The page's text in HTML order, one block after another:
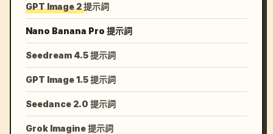
GPT Image 2 提示詞
Nano Banana Pro 提示詞
Seedream 4.5 提示詞
GPT Image 1.5 提示詞
Seedance 2.0 提示詞
Grok Imagine 提示詞